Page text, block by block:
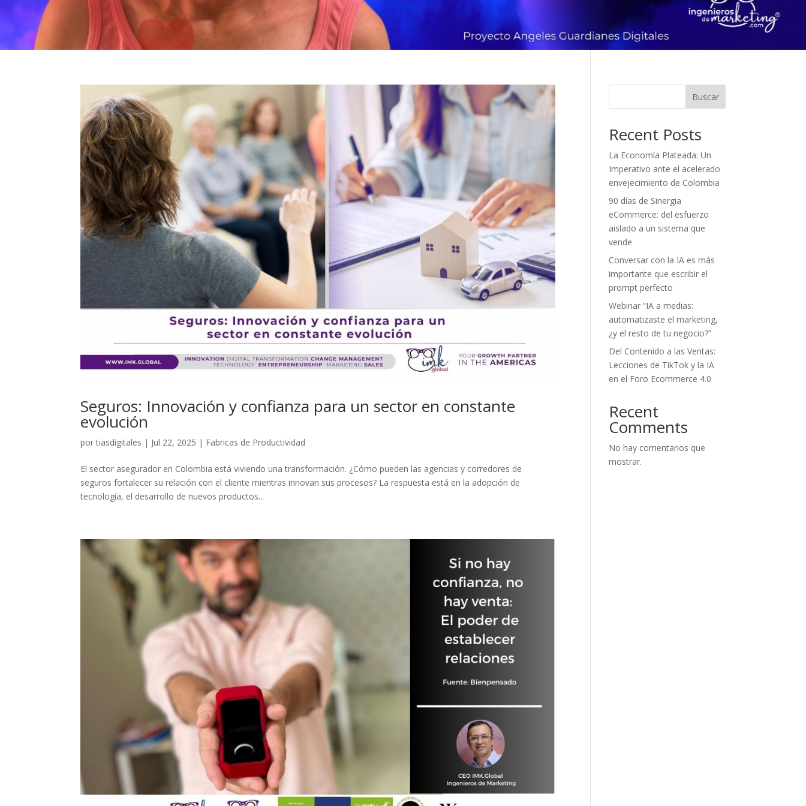
Seguros: Innovación y confianza para un sector en constante
evolución
portiasdigitales | Jul 22, 2025 | Fabricas de Productividad
El sector asegurador en Colombia está viviendo una transformación. ¿Cómo pueden las agencias y corredores de
seguros fortalecer su relación con el cliente mientras innovan sus procesos? La respuesta está en la adopción de
tecnología, el desarrollo de nuevos productos...
Buscar
Recent Posts
La Economía Plateada: Un
Imperativo ante el acelerado
envejecimiento de Colombia
90 días de Sinergia
eCommerce: del esfuerzo
aislado a un sistema que
vende
Conversar con la IA es más
importante que escribir el
prompt perfecto
Webinar “IA a medias:
automatizaste el marketing,
¿y el resto de tu negocio?”
Del Contenido a las Ventas:
Lecciones de TikTok y la IA
en el Foro Ecommerce 4.0
Recent
Comments
No hay comentarios que
mostrar.